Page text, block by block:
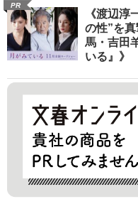
PR
《渡辺淳
の性”を
馬・吉田
いる』》